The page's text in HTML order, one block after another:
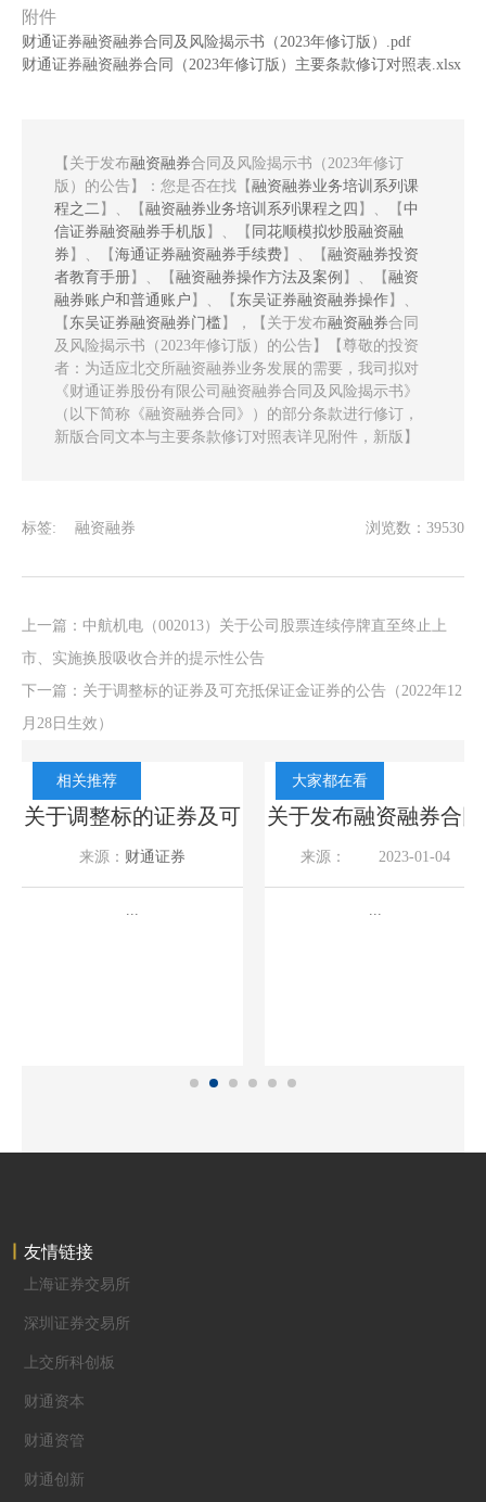
附件
财通证券融资融券合同及风险揭示书（2023年修订版）.pdf
财通证券融资融券合同（2023年修订版）主要条款修订对照表.xlsx
【关于发布融资融券合同及风险揭示书（2023年修订
版）的公告】：您是否在找【 融资融券业务培训系列课
程之二 】、【 融资融券业务培训系列课程之四 】、【 中
信证券融资融券手机版 】、【 同花顺模拟炒股融资融
券 】、【 海通证券融资融券手续费 】、【 融资融券投资
者教育手册 】、【 融资融券操作方法及案例 】、【 融资
融券账户和普通账户 】、【 东吴证券融资融券操作 】、
【 东吴证券融资融券门槛 】，【关于发布融资融券合同
及风险揭示书（2023年修订版）的公告】【尊敬的投资
者：为适应北交所融资融券业务发展的需要，我司拟对
《财通证券股份有限公司融资融券合同及风险揭示书》
（以下简称《融资融券合同》）的部分条款进行修订，
新版合同文本与主要条款修订对照表详见附件，新版】
标签: 融资融券 浏览数：39530
上一篇： 中航机电（002013）关于公司股票连续停牌直至终止上
市、实施换股吸收合并的提示性公告
下一篇： 关于调整标的证券及可充抵保证金证券的公告（2022年12
月28日生效）
相关推荐
关于调整标的证券及可
充抵保证金证券的公告
（2026年7月31日生
效）
来源： 财通证券
...
大家都在看
关于发布融资融券合同
及风险揭示书（2023年
修订版）的公告
来源： 2023-01-04
...
友情链接
上海证券交易所
深圳证券交易所
上交所科创板
财通资本
财通资管
财通创新